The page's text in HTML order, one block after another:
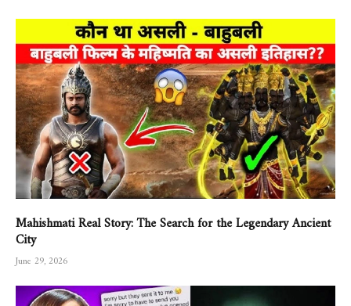
Mahishmati Real Story: The Search for the Legendary Ancient
City
June 29, 2026